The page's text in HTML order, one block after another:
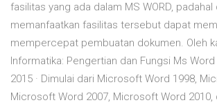
fasilitas yang ada dalam MS WORD, padahal
memanfaatkan fasilitas tersebut dapat
mempercepat pembuatan dokumen. Oleh
Informatika: Pengertian dan Fungsi Ms
2015 · Dimulai dari Microsoft Word 1998,
Microsoft Word 2007, Microsoft Word 2010,